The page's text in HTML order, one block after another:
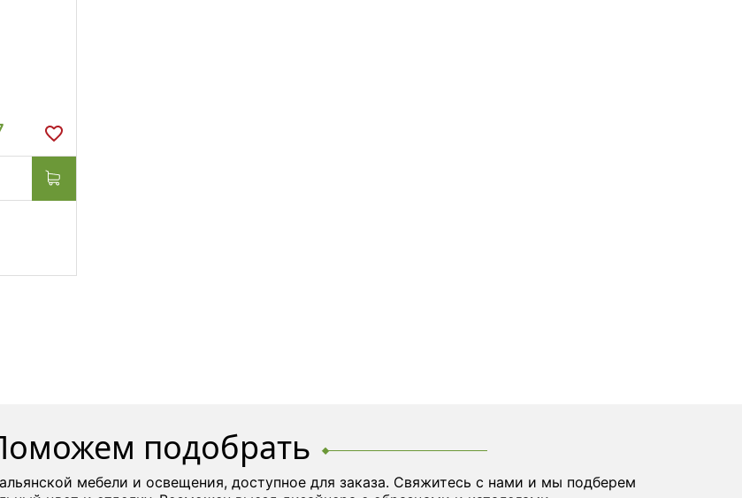
подобрать
мебели и освещения, доступное для заказа. Свяжитесь с нами и мы подберем